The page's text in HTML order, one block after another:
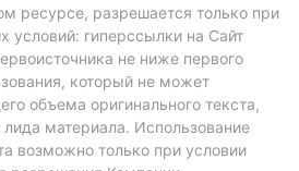
ресурсе, разрешается только при
условий: гиперссылки на Сайт
не ниже первого
который не может
объема оригинального текста,
лида материала. Использование
возможно только при условии